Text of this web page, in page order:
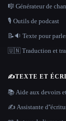
🎼 Générateur de
🎙️ Outils de podcast
📝🔉 Texte pour
🇺🇳 Traduction et
✍️TEXTE ET
📚 Aide aux devoirs
✍️ Assistante